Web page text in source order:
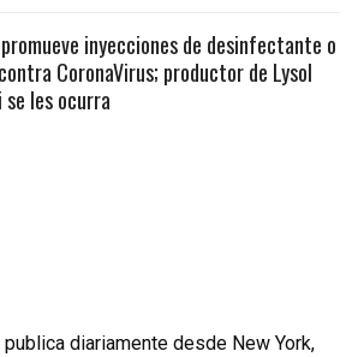
inyecciones de desinfectante o
CoronaVirus; productor de Lysol
se les ocurra
diariamente desde New York,